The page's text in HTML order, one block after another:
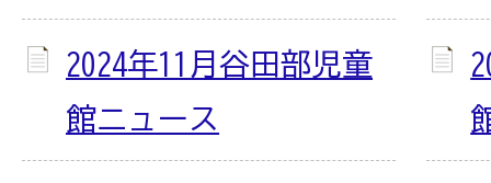
2024年11月谷田部児童
館ニュース